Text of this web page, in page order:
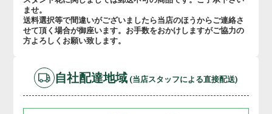
ませ。
送料選択等で間違いがございましたら当店のほうからご連絡さ
せて頂く場合が御座います。お手数をおかけしますがご協力の
方よろしくお願い致します。
自社配達地域 (当店スタッフによる直接配送)